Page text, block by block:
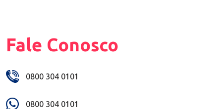
Fale Conosco
0800 304 0101
0800 304 0101